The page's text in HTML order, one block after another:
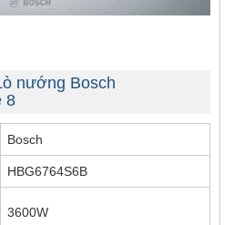
nướng Bosch
8
Bosch
HBG6764S6B
3600W